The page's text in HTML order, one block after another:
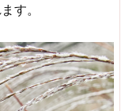
す。